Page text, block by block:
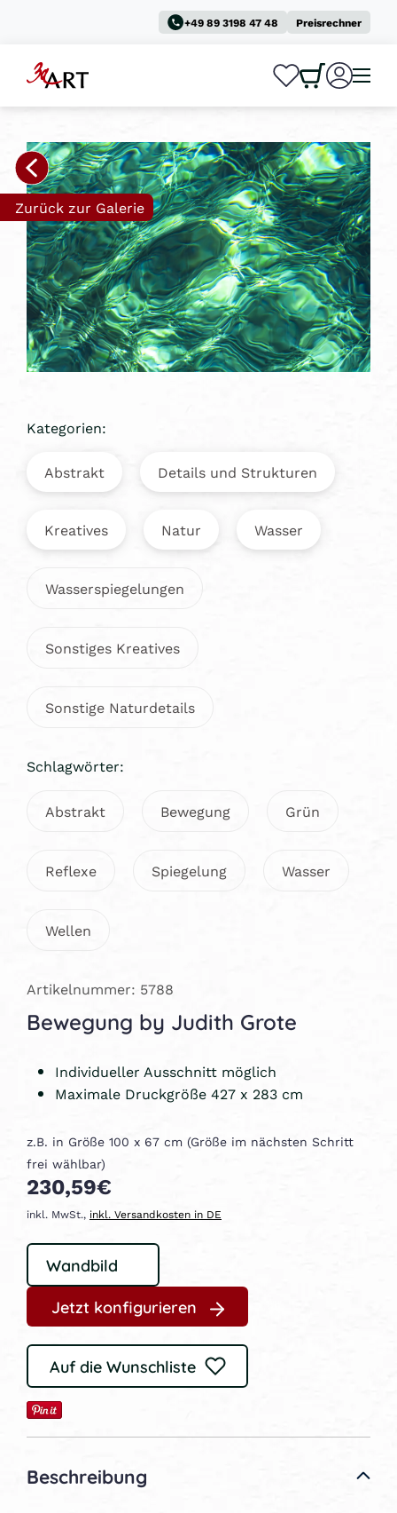
+49 89 3198 47 48 Preisrechner
0
Zurück zur Galerie
Kategorien:
Abstrakt Details und Strukturen
Kreatives Natur Wasser
Wasserspiegelungen
Sonstiges Kreatives
Sonstige Naturdetails
Schlagwörter:
Abstrakt Bewegung Grün
Reflexe Spiegelung Wasser
Wellen
Artikelnummer: 5788
Bewegung by Judith Grote
Individueller Ausschnitt möglich
Maximale Druckgröße 427 x 283 cm
z.B. in Größe 100 x 67 cm (Größe im nächsten Schritt
frei wählbar)
230,59€
inkl. MwSt., inkl. Versandkosten in DE
Jetzt konfigurieren
Auf die Wunschliste
Beschreibung